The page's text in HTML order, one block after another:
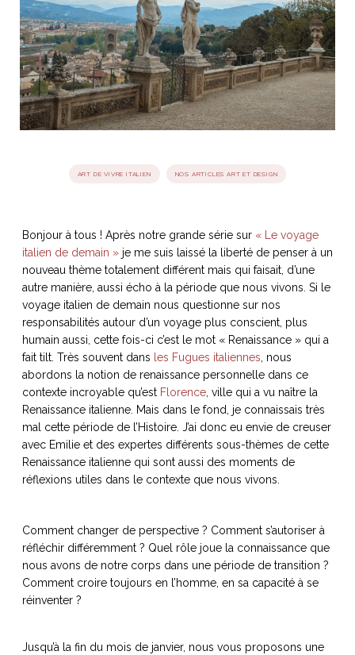
ITALIEN
joie de vivre
SUBLIME ! LE DÉCOR ITALIEN
LIRE
Burano, la palette
de tous les
AND I WEBSERIE
ART DE VIVRE ITALIEN NOS ARTICLES ART ET DESIGN
Bonjour à tous ! Après notre grande série sur « Le voyage
italien de demain »je me suis laissé la liberté de penser à un
nouveau thème totalement différent mais qui faisait, d’une
autre manière, aussi écho à la période que nous vivons. Si le
voyage italien de demain nous questionne sur nos
responsabilités autour d’un voyage plus conscient, plus
humain aussi, cette fois-ci c’est le mot « Renaissance » qui a
fait tilt. Très souvent dans les Fugues italiennes, nous
abordons la notion de renaissance personnelle dans ce
contexte incroyable qu’est Florence, ville qui a vu naître la
Renaissance italienne. Mais dans le fond, je connaissais très
mal cette période de l’Histoire. J’ai donc eu envie de creuser
avec Emilie et des expertes différents sous-thèmes de cette
Renaissance italienne qui sont aussi des moments de
réflexions utiles dans le contexte que nous vivons.
Comment changer de perspective ? Comment s’autoriser à
réfléchir différemment ? Quel rôle joue la connaissance que
nous avons de notre corps dans une période de transition ?
Comment croire toujours en l’homme, en sa capacité à se
réinventer ?
Jusqu’à la fin du mois de janvier, nous vous proposons une